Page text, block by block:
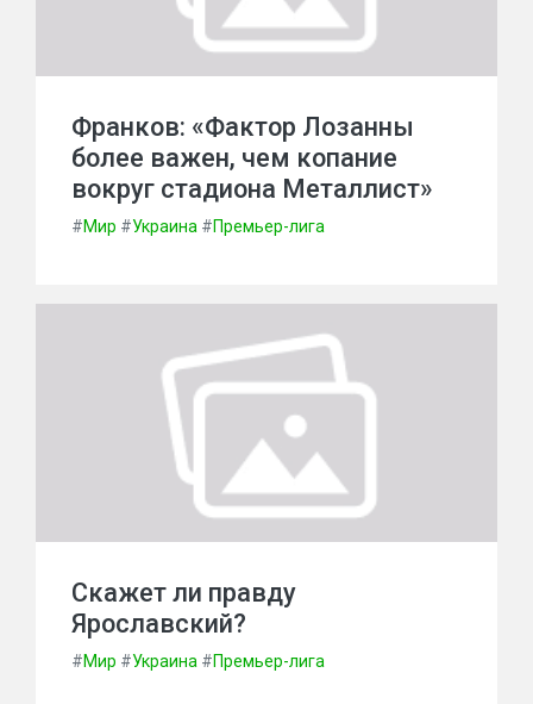
Франков: «Фактор Лозанны
более важен, чем копание
вокруг стадиона Металлист»
#Мир #Украина #Премьер-лига
Скажет ли правду
Ярославский?
#Мир #Украина #Премьер-лига